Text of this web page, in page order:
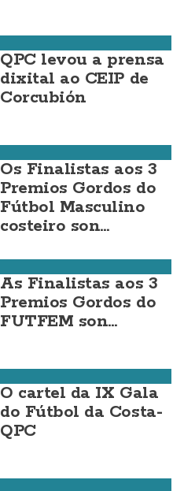
QPC levou a prensa
dixital ao CEIP de
Corcubión
Os Finalistas aos 3
Premios Gordos do
Fútbol Masculino
costeiro son…
As Finalistas aos 3
Premios Gordos do
FUTFEM son…
O cartel da IX Gala
do Fútbol da Costa-
QPC